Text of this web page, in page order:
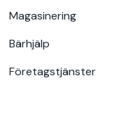
Magasinering
Bärhjälp
Företagstjänster